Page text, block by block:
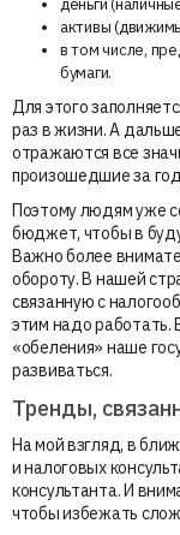
деньги
активы
в том числе,
бумаги.
Для этого
раз в жизни. А
отражаются все
произошедшие за
Поэтому людям уже
бюджет, чтобы в
Важно более
обороту. В нашей
связанную с
этим надо работать.
«обеления» наше
развиваться.
Тренды,
На мой взгляд, в
и налоговых
консультанта. И
чтобы избежать